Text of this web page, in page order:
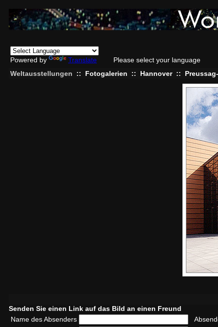
Powered by Translate
Please select your language
Weltausstellungen
:: Fotogalerien :: Hannover ::
Senden Sie einen Link auf das Bild an einen Freund
Name des Absenders